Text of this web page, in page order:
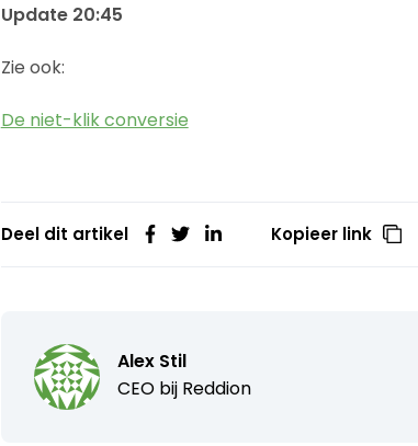
Update 20:45
Zie ook:
De niet-klik conversie
Deel dit artikel Kopieer link
Alex Stil
CEO bij Reddion